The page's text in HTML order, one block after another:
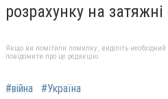
розрахунку на затяжні
Якщо ви помітили помилку, виділіть необхідний
повідомити про це редакцію
#війна #Україна